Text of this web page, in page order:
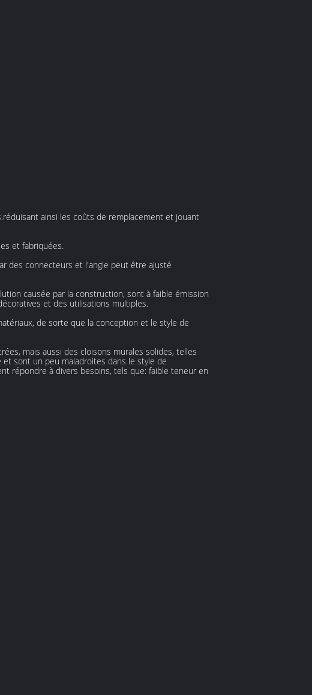
ainsi les coûts de remplacement et jouant
et fabriquées.
des connecteurs et l'angle peut être ajusté
causée par la construction, sont à faible émission
et des utilisations multiples.
de sorte que la conception et le style de
mais aussi des cloisons murales solides, telles
sont un peu maladroites dans le style de
répondre à divers besoins, tels que: faible teneur en